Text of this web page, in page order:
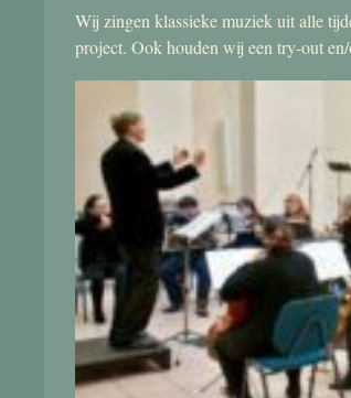
Wij zingen klassieke muziek uit alle
project. Ook houden wij een try-out